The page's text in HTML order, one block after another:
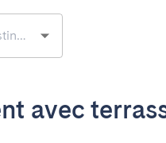
avec